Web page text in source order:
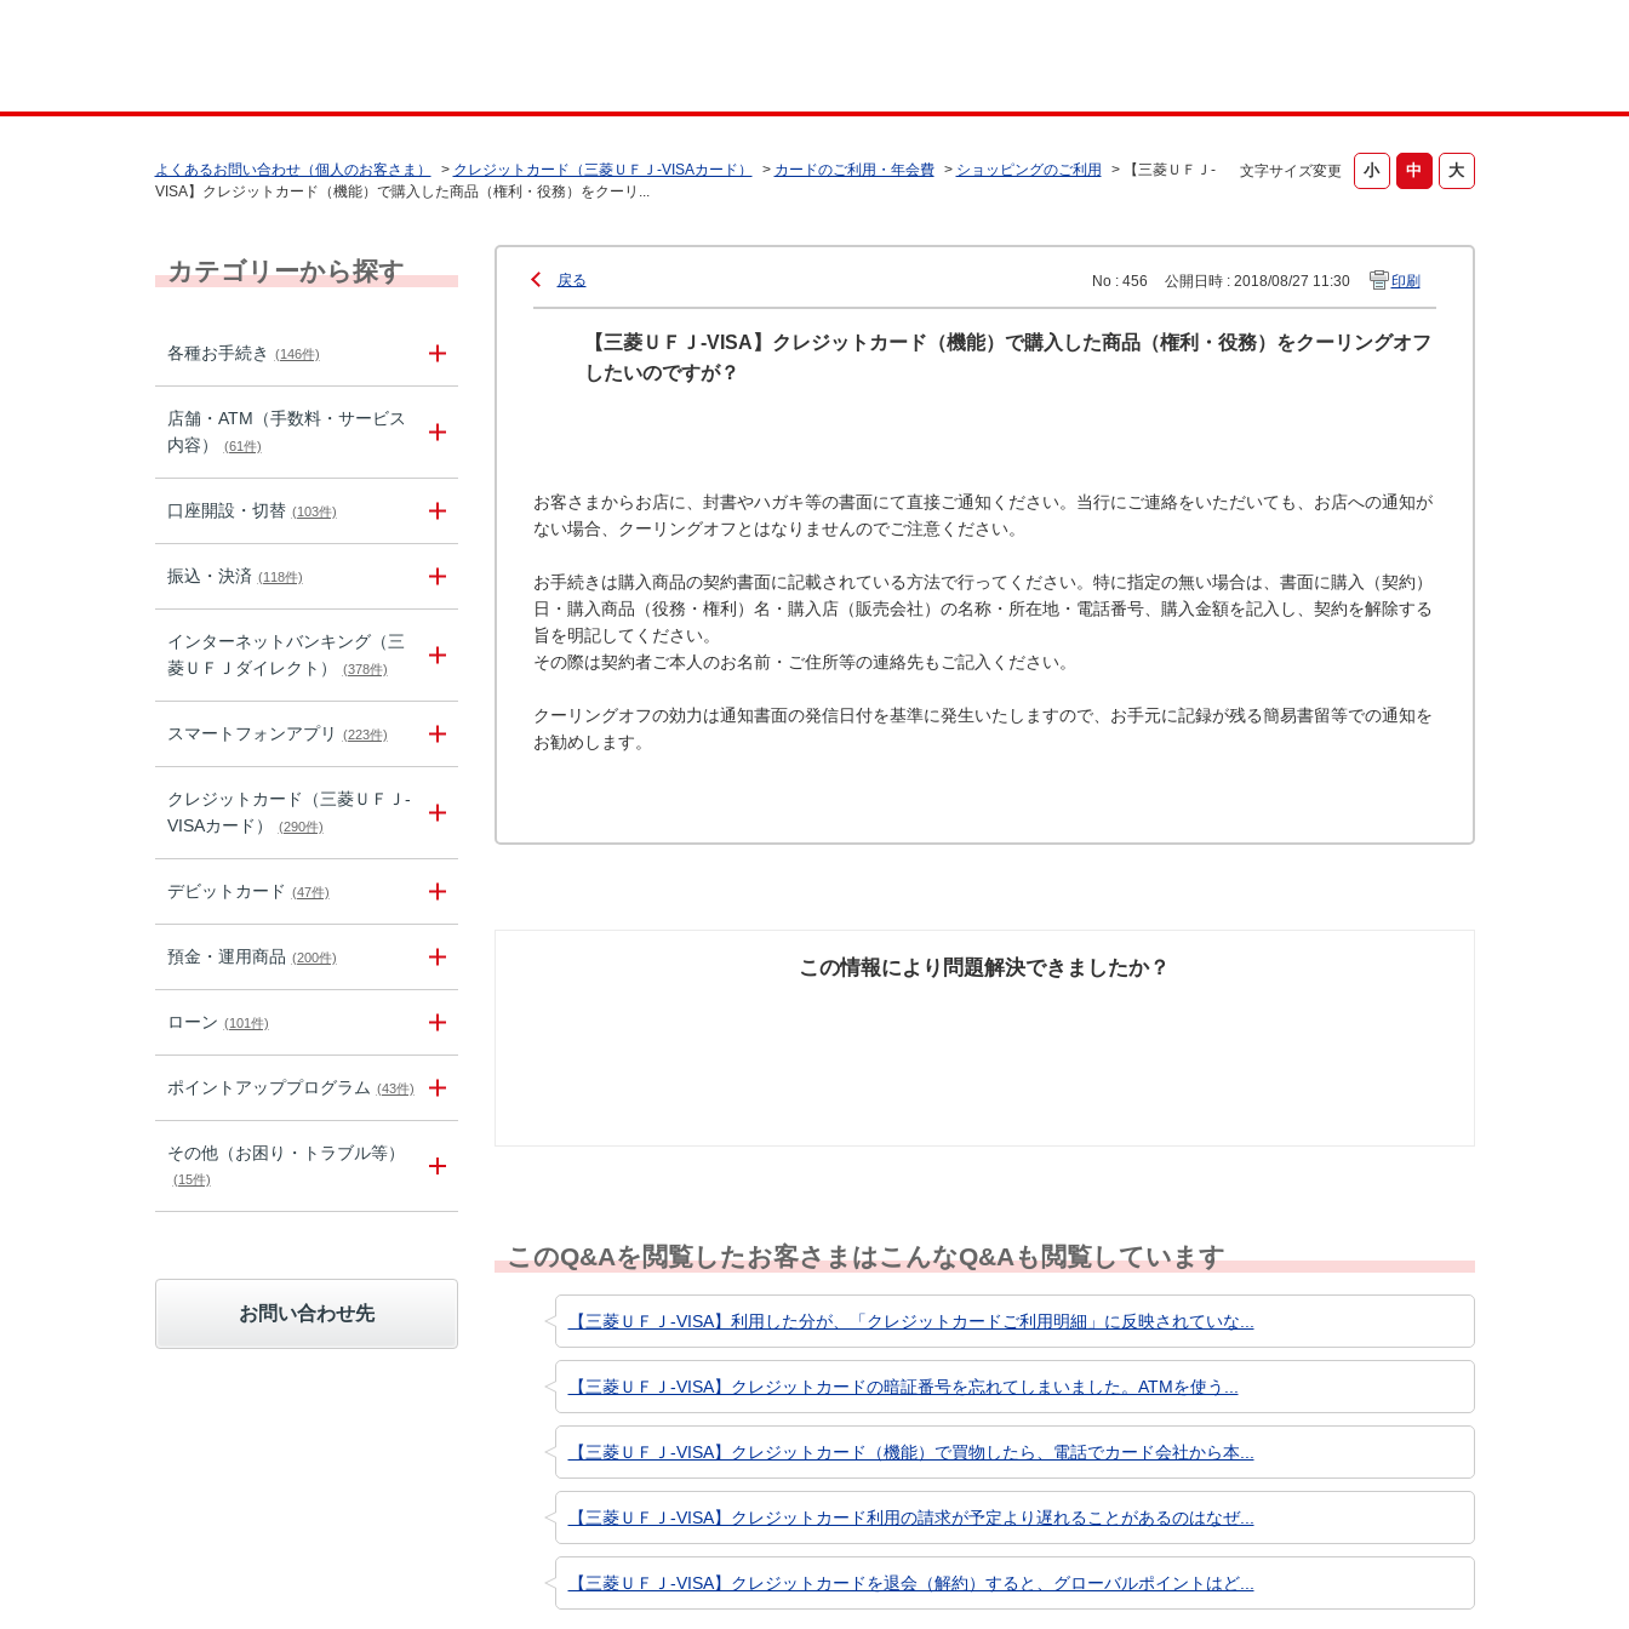
文字サイズ変更
よくあるお問い合わせ（個人のお客さま） > クレジットカード（三菱ＵＦＪ-VISAカード） > カードのご利用・年会費 > ショッピングのご利用 >
【三菱ＵＦＪ-
VISA】クレジットカード（機能）で購入した商品（権利・役務）をクーリ...
カテゴリーから探す
各種お手続き (146件)
店舗・ATM（手数料・サービス
内容）
(61件)
口座開設・切替 (103件)
振込・決済 (118件)
インターネットバンキング（三
菱ＵＦＪダイレクト）
(378件)
スマートフォンアプリ (223件)
クレジットカード（三菱ＵＦＪ-
VISAカード）
(290件)
デビットカード (47件)
預金・運用商品 (200件)
ローン (101件)
ポイントアッププログラム (43件)
その他（お困り・トラブル等）
(15件)
お問い合わせ先
戻る No : 456 公開日時 : 2018/08/27 11:30 印刷
【三菱ＵＦＪ-VISA】クレジットカード（機能）で購入した商品（権利・役務）をクーリングオフ
したいのですが？
お客さまからお店に、封書やハガキ等の書面にて直接ご通知ください。当行にご連絡をいただいても、お店への通知が
ない場合、クーリングオフとはなりませんのでご注意ください。
お手続きは購入商品の契約書面に記載されている方法で行ってください。特に指定の無い場合は、書面に購入（契約）
日・購入商品（役務・権利）名・購入店（販売会社）の名称・所在地・電話番号、購入金額を記入し、契約を解除する
旨を明記してください。
その際は契約者ご本人のお名前・ご住所等の連絡先もご記入ください。
クーリングオフの効力は通知書面の発信日付を基準に発生いたしますので、お手元に記録が残る簡易書留等での通知を
お勧めします。
この情報により問題解決できましたか？
このQ&Aを閲覧したお客さまはこんなQ&Aも閲覧しています
【三菱ＵＦＪ-VISA】利用した分が、「クレジットカードご利用明細」に反映されていな...
【三菱ＵＦＪ-VISA】クレジットカードの暗証番号を忘れてしまいました。ATMを使う...
【三菱ＵＦＪ-VISA】クレジットカード（機能）で買物したら、電話でカード会社から本...
【三菱ＵＦＪ-VISA】クレジットカード利用の請求が予定より遅れることがあるのはなぜ...
【三菱ＵＦＪ-VISA】クレジットカードを退会（解約）すると、グローバルポイントはど...